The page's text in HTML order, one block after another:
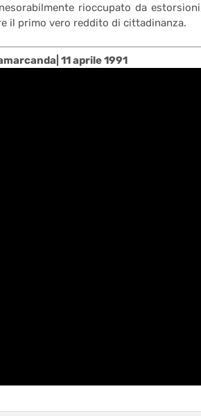
rioccupato da
il primo vero reddito di cittadinanza.
11 aprile 1991